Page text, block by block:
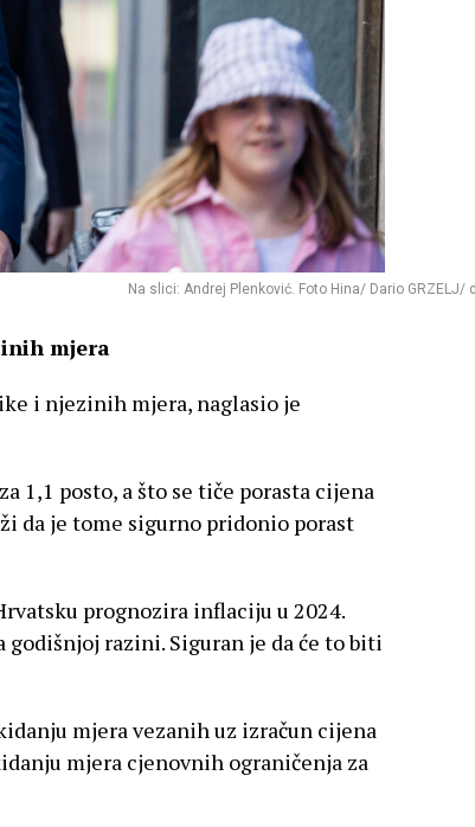
Na slici: Andrej Plenković. Foto Hina/ Dario GRZELJ/
mjera
i njezinih mjera, naglasio je
1,1 posto, a što se tiče porasta cijena
da je tome sigurno pridonio porast
prognozira inflaciju u 2024.
godišnjoj razini. Siguran je da će to biti
mjera vezanih uz izračun cijena
mjera cjenovnih ograničenja za